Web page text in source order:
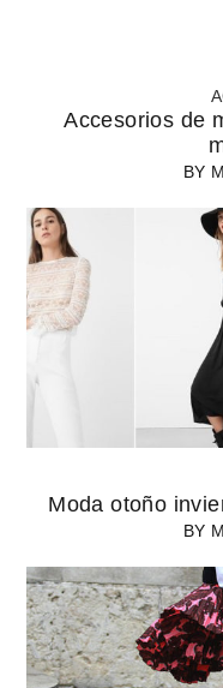
Accesorios de
BY
Moda otoño
BY